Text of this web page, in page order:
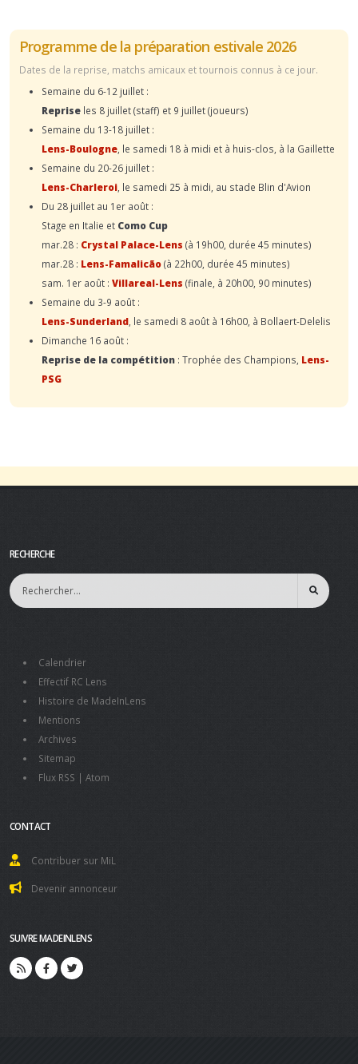
Programme de la préparation estivale 2026
Dates de la reprise, matchs amicaux et tournois connus à ce jour.
Semaine du 6-12 juillet :
Reprise les 8 juillet (staff) et 9 juillet (joueurs)
Semaine du 13-18 juillet :
Lens-Boulogne , le samedi 18 à midi et à huis-clos, à la Gaillette
Semaine du 20-26 juillet :
Lens-Charleroi , le samedi 25 à midi, au stade Blin d'Avion
Du 28 juillet au 1er août :
Stage en Italie et Como Cup
mar.28 : Crystal Palace-Lens (à 19h00, durée 45 minutes)
mar.28 : Lens-Famalicão(à 22h00, durée 45 minutes)
sam. 1er août : Villareal-Lens (finale, à 20h00, 90 minutes)
Semaine du 3-9 août :
Lens-Sunderland , le samedi 8 août à 16h00, à Bollaert-Delelis
Dimanche 16 août :
Reprise de la compétition : Trophée des Champions, Lens-
PSG
RECHERCHE
Calendrier
Effectif RC Lens
Histoire de MadeInLens
Mentions
Archives
Sitemap
Flux RSS | Atom
CONTACT
Contribuer sur MiL
Devenir annonceur
SUIVRE MADEINLENS